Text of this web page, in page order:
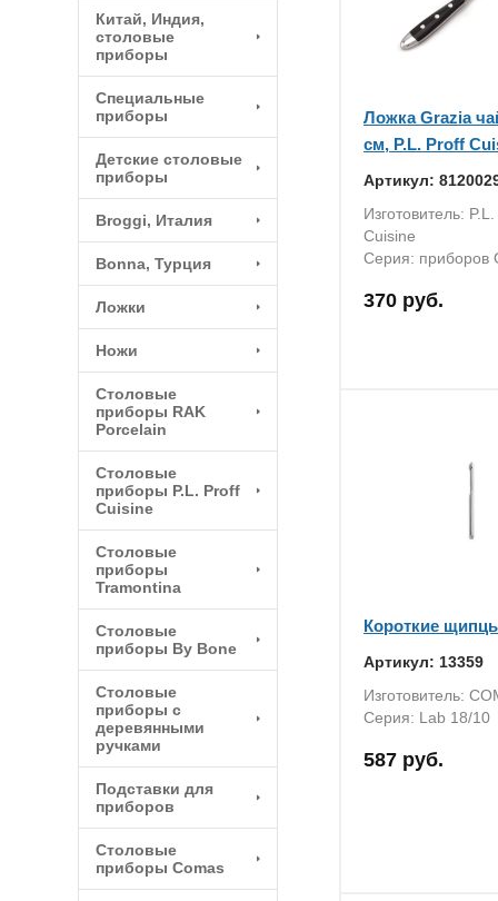
Китай, Индия,
столовые
приборы
Специальные
приборы
Детские столовые
приборы
Broggi, Италия
Bonna, Турция
Ложки
Ножи
Столовые
приборы RAK
Porcelain
Столовые
приборы P.L. Proff
Cuisine
Столовые
приборы
Tramontina
Столовые
приборы By Bone
Столовые
приборы с
деревянными
ручками
Подставки для
приборов
Столовые
приборы Comas
Ложка Grazia
см, P.L. Proff
Артикул:
Изготовитель:
Cuisine
Серия: приборов
370 руб.
Короткие
Артикул: 13359
Изготовитель:
Серия: Lab 18/10
587 руб.